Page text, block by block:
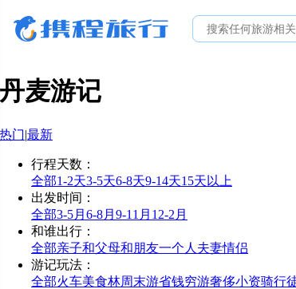
丹麦游记
热门|最新
行程天数 ：
全部1-2天3-5天6-8天9-14天15天以上
出发时间 ：
全部3-5月 6-8月 9-11月 12-2月
和谁出行 ：
全部亲子和父母和朋友一个人 夫妻情侣
游记玩法 ：
全部火车美食林周末游省钱穷游奢侈小资骑行